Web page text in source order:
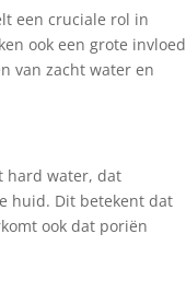
een cruciale rol in
ook een grote invloed
van zacht water en
hard water, dat
huid. Dit betekent dat
ook dat poriën